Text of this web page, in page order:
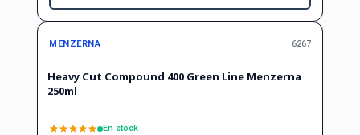
MENZERNA 6267
Heavy Cut Compound 400 Green Line Menzerna
250ml
En stock